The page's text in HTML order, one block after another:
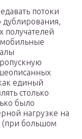
потоки
дублирования,
получателей
единый
столько
было
нагрузке на
(при большом